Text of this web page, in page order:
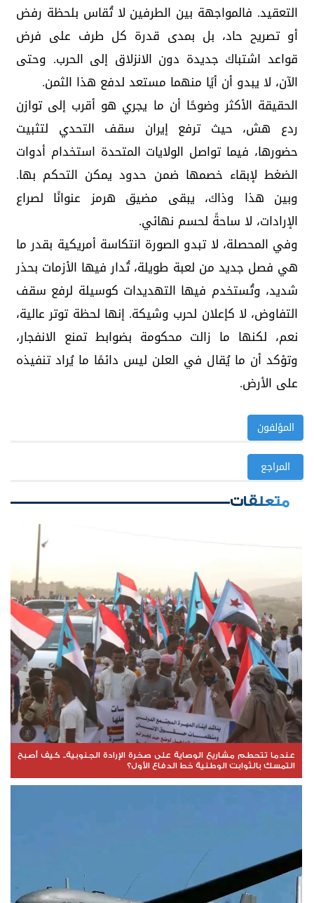
التعقيد. فالمواجهة بين الطرفين لا تُقاس بلحظة رفض
أو تصريح حاد، بل بمدى قدرة كل طرف على فرض
قواعد اشتباك جديدة دون الانزلاق إلى الحرب. وحتى
الآن، لا يبدو أن أيًا منهما مستعد لدفع هذا الثمن.
الحقيقة الأكثر وضوحًا أن ما يجري هو أقرب إلى توازن
ردع هش، حيث ترفع إيران سقف التحدي لتثبيت
حضورها، فيما تواصل الولايات المتحدة استخدام أدوات
الضغط لإبقاء خصمها ضمن حدود يمكن التحكم بها.
وبين هذا وذاك، يبقى مضيق هرمز عنوانًا لصراع
الإرادات، لا ساحةً لحسم نهائي.
وفي المحصلة، لا تبدو الصورة انتكاسة أمريكية بقدر ما
هي فصل جديد من لعبة طويلة، تُدار فيها الأزمات بحذر
شديد، وتُستخدم فيها التهديدات كوسيلة لرفع سقف
التفاوض، لا كإعلان لحرب وشيكة. إنها لحظة توتر عالية،
نعم، لكنها ما زالت محكومة بضوابط تمنع الانفجار،
وتؤكد أن ما يُقال في العلن ليس دائمًا ما يُراد تنفيذه
على الأرض.
المؤلفون
المراجع
متعلقات
عندما تتحطم مشاريع الوصاية على صخرة الإرادة الجنوبية.. كيف أصبح
التمسك بالثوابت الوطنية خط الدفاع الأول؟